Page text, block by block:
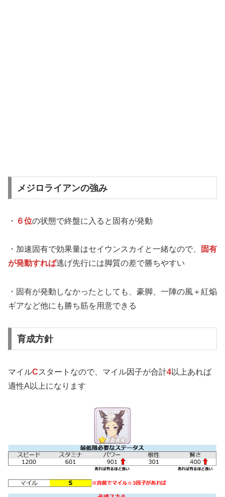
メジロライアンの強み
・ ６位の状態で終盤に入ると固有が発動
・加速固有で効果量はセイウンスカイと一緒なので、
固有
が発動すれば逃げ先行には脚質の差で勝ちやすい
・固有が発動しなかったとしても、豪脚、一陣の風＋紅焔
ギアなど他にも勝ち筋を用意できる
育成方針
マイルCスタートなので、マイル因子が合計4以上あれば
適性A以上になります